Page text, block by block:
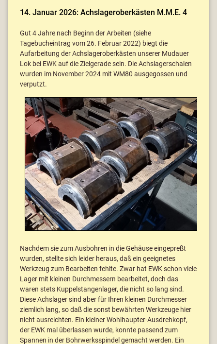
14. Januar 2026: Achslageroberkästen M.M.E. 4
Gut 4 Jahre nach Beginn der Arbeiten (siehe
Tagebucheintrag vom 26. Februar 2022) biegt die
Aufarbeitung der Achslageroberkästen unserer Mudauer
Lok bei EWK auf die Zielgerade sein. Die Achslagerschalen
wurden im November 2024 mit WM80 ausgegossen und
verputzt.
Nachdem sie zum Ausbohren in die Gehäuse eingepreßt
wurden, stellte sich leider heraus, daß ein geeignetes
Werkzeug zum Bearbeiten fehlte. Zwar hat EWK schon viele
Lager mit kleinen Durchmessern bearbeitet, doch das
waren stets Kuppelstangenlager, die nicht so lang sind.
Diese Achslager sind aber für Ihren kleinen Durchmesser
ziemlich lang, so daß die sonst bewährten Werkzeuge hier
nicht ausreichten. Ein kleiner Wohlhaupter-Ausdrehkopf,
der EWK mal überlassen wurde, konnte passend zum
Spannen in der Bohrwerksspindel gemacht werden. Ein